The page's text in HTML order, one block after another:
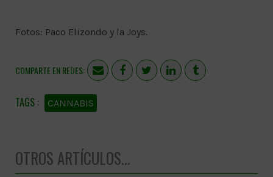
Fotos: Paco Elizondo y la Joys.
COMPARTE EN REDES:
CANNABIS
OTROS ARTÍCULOS...